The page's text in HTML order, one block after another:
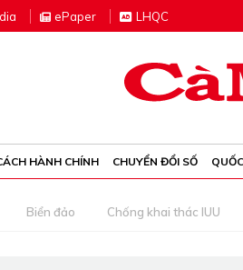
ePaper LHQC
HÀNH CHÍNH CHUYỂN ĐỔI SỐ
Biển đảo Chống khai thác IUU